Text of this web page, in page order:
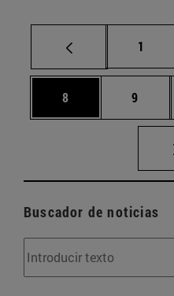
Página
1
Página
8 Página
9
Buscador de noticias